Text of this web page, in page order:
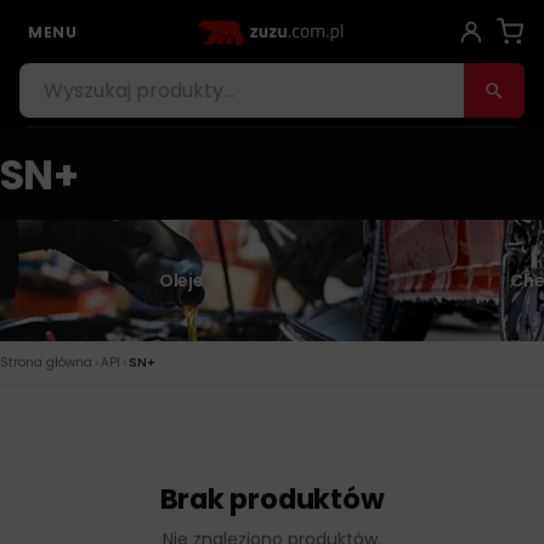
MENU
SN+
Oleje
Strona główna › API › SN+
Brak produktów
Nie znaleziono produktów.